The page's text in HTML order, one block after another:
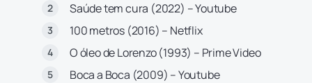
Saúde tem cura (2022) – Youtube
100 metros (2016) – Netflix
O óleo de Lorenzo (1993) – Prime Video
Boca a Boca (2009) – Youtube